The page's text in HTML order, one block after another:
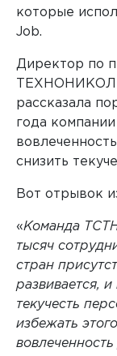
которые
Job.
Директор по
рассказала
года
снизить
Вот отрывок
«Команда
тысяч
стран
развивается,
текучесть
избежать